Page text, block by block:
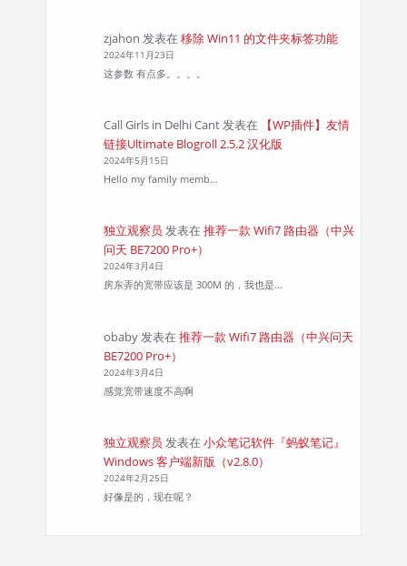
zjahon 发表在 移除 Win11 的文件夹标签功能
2024年11月23日
这参数 有点多。。。。
Call Girls in Delhi Cant发表在
【WP插件】友情
链接Ultimate Blogroll 2.5.2 汉化版
2024年5月15日
Hello my family memb…
独立观察员 发表在 推荐一款 Wifi7 路由器（中兴
问天 BE7200 Pro+）
2024年3月4日
房东弄的宽带应该是 300M 的，我也是…
obaby发表在 推荐一款 Wifi7 路由器（中兴问天
BE7200 Pro+）
2024年3月4日
感觉宽带速度不高啊
独立观察员 发表在 小众笔记软件『蚂蚁笔记』
Windows 客户端新版（v2.8.0）
2024年2月25日
好像是的，现在呢？